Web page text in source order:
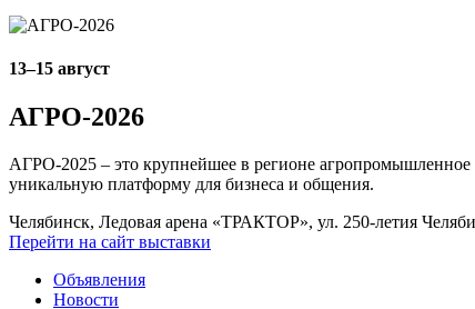
13–15 август
АГРО-2026
АГРО-2025 – это крупнейшее в регионе агропромышленное
уникальную платформу для бизнеса и общения.
Челябинск, Ледовая арена «ТРАКТОР», ул. 250-летия
Перейти на сайт выставки
Объявления
Новости